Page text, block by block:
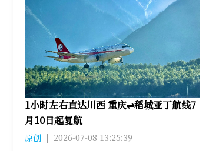
1小时左右直达川西 重庆⇌稻城亚丁航线7
月10日起复航
原创 | 2026-07-08 13:25:39